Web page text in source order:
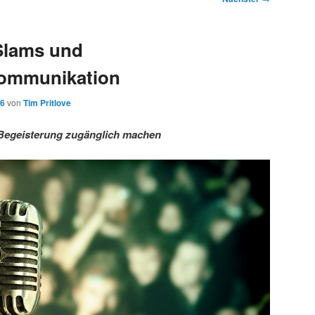
und
von Tim Pritlove
zugänglich machen